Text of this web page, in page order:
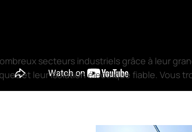
secteurs industriels grâce à leur
et leur isolation électrique fiable. Vous